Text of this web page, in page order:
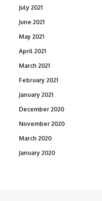
July 2021
June 2021
May 2021
April 2021
March 2021
February 2021
January 2021
December 2020
November 2020
March 2020
January 2020